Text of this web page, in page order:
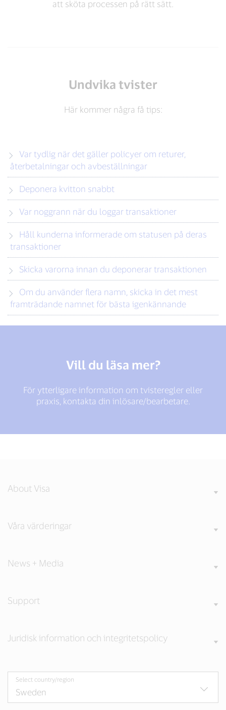
att sköta processen på rätt sätt.
Undvika tvister
Här kommer några få tips:
återbetalningar och avbeställningar
Deponera kvitton snabbt
Var noggrann när du loggar transaktioner
transaktioner
Skicka varorna innan du deponerar transaktionen
framträdande namnet för bästa igenkännande
Vill du läsa mer?
För ytterligare information om tvisteregler eller
praxis, kontakta din inlösare/bearbetare.
About Visa
Våra värderingar
News + Media
Support
Juridisk information och integritetspolicy
Select country/region